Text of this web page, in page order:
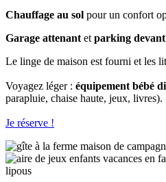
Chauffage au sol pour un confort
Garage attenantetparking
Le linge de maison est fourni et les
Voyagez léger : équipement bébé
parapluie, chaise haute, jeux, livres).
Je réserve !